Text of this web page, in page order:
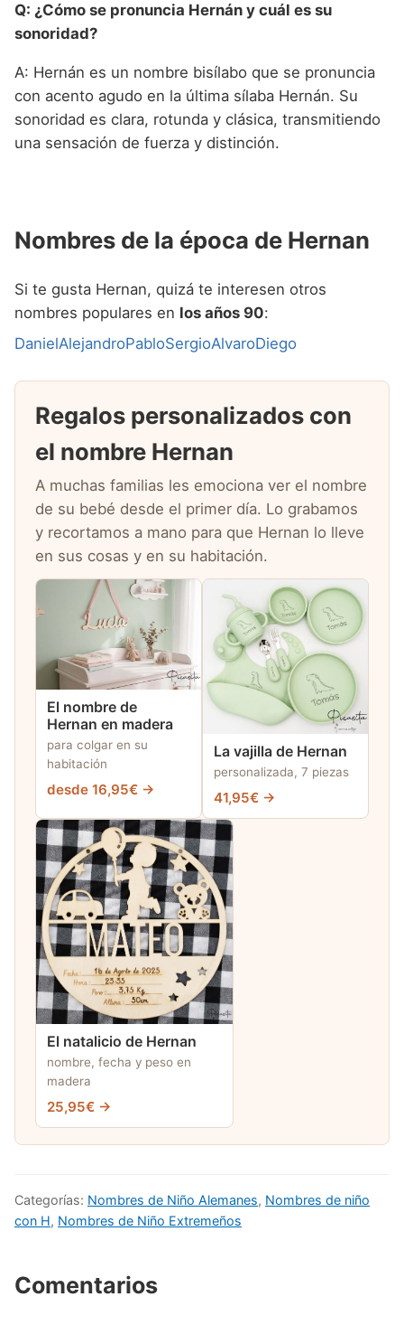
Q: ¿Cómo se pronuncia Hernán y cuál es su
sonoridad?
A: Hernán es un nombre bisílabo que se pronuncia
con acento agudo en la última sílaba Hernán. Su
sonoridad es clara, rotunda y clásica, transmitiendo
una sensación de fuerza y distinción.
Nombres de la época de Hernan
Si te gusta Hernan, quizá te interesen otros
nombres populares en los años 90:
DanielAlejandroPabloSergioAlvaroDiego
Regalos personalizados con
el nombre Hernan
A muchas familias les emociona ver el nombre
de su bebé desde el primer día. Lo grabamos
y recortamos a mano para que Hernan lo lleve
en sus cosas y en su habitación.
El nombre de
Hernan en madera
para colgar en su
habitación
desde 16,95€ →
La vajilla de Hernan
personalizada, 7 piezas
41,95€ →
El natalicio de Hernan
nombre, fecha y peso en
madera
25,95€ →
Categorías: Nombres de Niño Alemanes, Nombres de niño
con H, Nombres de Niño Extremeños
Comentarios